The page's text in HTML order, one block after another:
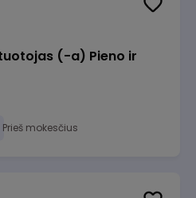
(-a) Pieno ir
Prieš mokesčius